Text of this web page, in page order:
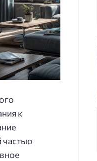
к
частью